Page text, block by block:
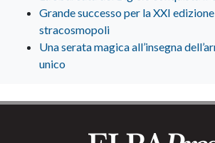
Grande successo per la XXI
stracosmopoli
Una serata magica all’insegna
unico